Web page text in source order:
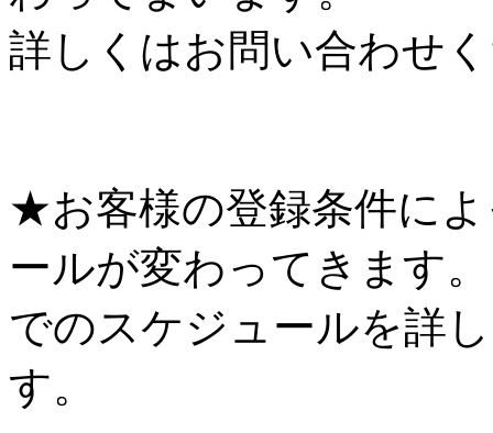
詳しくはお問い合わせ
★お客様の登録条件に
ールが変わってきます
でのスケジュールを詳
す。